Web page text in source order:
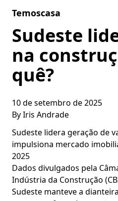
Temoscasa
Sudeste
na
quê?
10 de setembro de 2025
ByIris Andrade
Sudeste lidera geração de
impulsiona mercado
2025
Dados divulgados pela
Indústria da Construção
Sudeste manteve a